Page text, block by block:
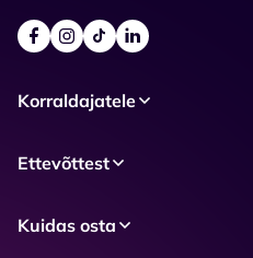
Korraldajatele
Ettevõttest
Kuidas osta